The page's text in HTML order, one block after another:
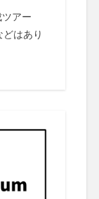
アー
どはあり